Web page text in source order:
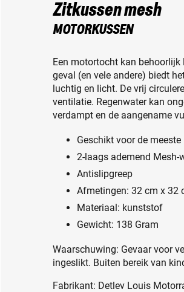
Zitkussen mesh
MOTORKUSSEN
Een motortocht kan
geval (en vele andere) biedt
luchtig en licht. De vrij
ventilatie. Regenwater kan
verdampt en de aangename
Geschikt voor de
2-laags ademend Mesh-
Antislipgreep
Afmetingen: 32 cm x 32
Materiaal: kunststof
Gewicht: 138 Gram
Waarschuwing: Gevaar voor
ingeslikt. Buiten bereik van
Fabrikant: Detlev Louis